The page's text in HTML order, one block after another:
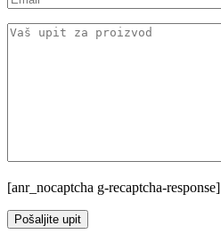
[anr_nocaptcha g-recaptcha-response]